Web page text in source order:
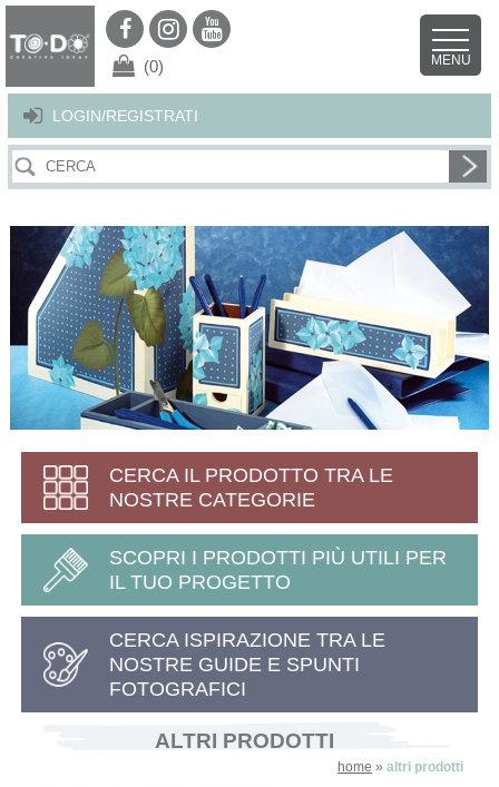
Per offrirti il miglior servizio possibile questo sito utilizza i cookies.
Continuando la navigazione nel sito autorizzi l’uso dei cookies. Per ulteriori
LOGIN/REGISTRATI
(0) MENU
CERCA IL PRODOTTO TRA LE
NOSTRE CATEGORIE
SCOPRI I PRODOTTI PIÙ UTILI PER
IL TUO PROGETTO
CERCA ISPIRAZIONE TRA LE
NOSTRE GUIDE E SPUNTI
FOTOGRAFICI
ALTRI PRODOTTI
home »altri prodotti